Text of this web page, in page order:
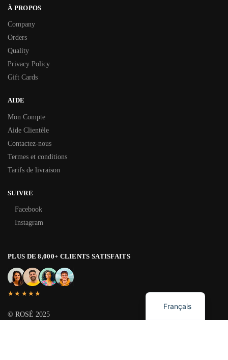
À PROPOS
Company
Orders
Quality
Privacy Policy
Gift Cards
AIDE
Mon Compte
Aide Clientèle
Contactez-nous
Termes et conditions
Tarifs de livraison
SUIVRE
Facebook
Instagram
PLUS DE 8,000+ CLIENTS SATISFAITS
★★★★★
© ROSÉ 2025
Français